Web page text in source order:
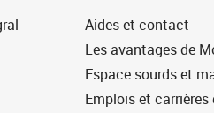
Aides et contact
Les avantages de
Espace sourds et
Emplois et